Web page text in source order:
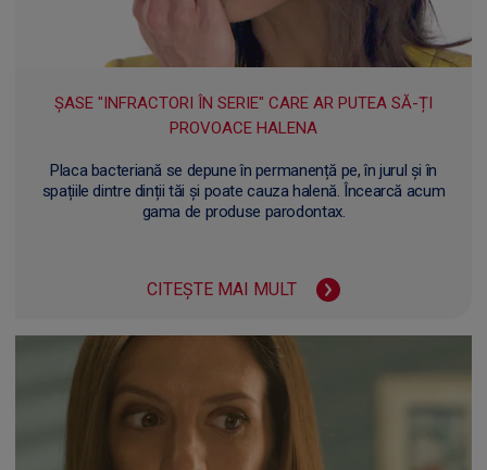
ȘASE "INFRACTORI ÎN SERIE" CARE AR PUTEA SĂ-ȚI
PROVOACE HALENA
Placa bacteriană se depune în permanență pe, în jurul și în
spațiile dintre dinții tăi și poate cauza halenă. Încearcă acum
gama de produse parodontax.
CITEȘTE MAI MULT